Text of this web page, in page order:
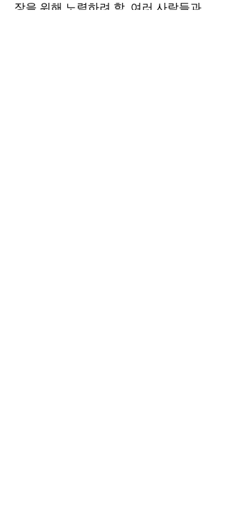
장을 위해 노력하려 함. 여러 사람들과